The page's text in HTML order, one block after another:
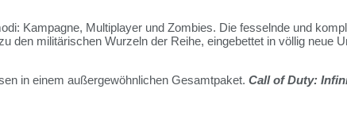
Kampagne, Multiplayer und Zombies. Die fesselnde und
den militärischen Wurzeln der Reihe, eingebettet in völlig neue
in einem außergewöhnlichen Gesamtpaket. Call of Duty: